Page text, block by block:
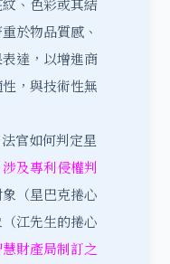
、色彩或其結
於物品質感、
達，以增進商
，與技術性無
官如何判定星
涉及專利侵權判
（星巴克捲心
江先生的捲心
財產局制訂之